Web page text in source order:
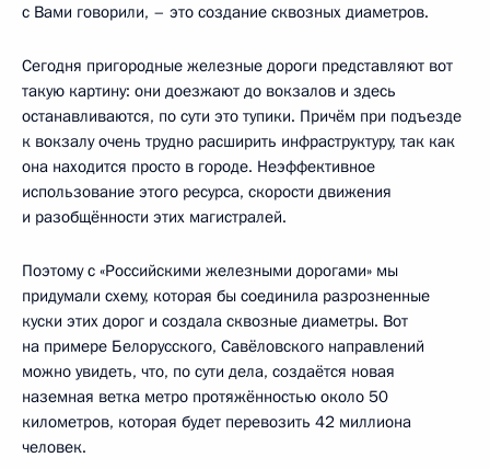
с Вами говорили, – это создание сквозных диаметров.
Сегодня пригородные железные дороги представляют вот
такую картину: они доезжают до вокзалов и здесь
останавливаются, по сути это тупики. Причём при подъезде
к вокзалу очень трудно расширить инфраструктуру, так как
она находится просто в городе. Неэффективное
использование этого ресурса, скорости движения
и разобщённости этих магистралей.
Поэтому с «Российскими железными дорогами» мы
придумали схему, которая бы соединила разрозненные
куски этих дорог и создала сквозные диаметры. Вот
на примере Белорусского, Савёловского направлений
можно увидеть, что, по сути дела, создаётся новая
наземная ветка метро протяжённостью около 50
километров, которая будет перевозить 42 миллиона
человек.